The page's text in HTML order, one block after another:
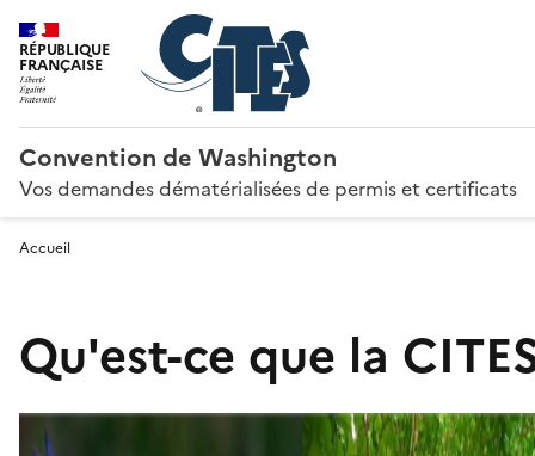
RÉPUBLIQUE
FRANÇAISE
Convention de Washington
Vos demandes dématérialisées de permis et certificats
Accueil
Qu'est-ce que la